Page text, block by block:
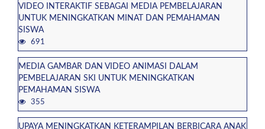
VIDEO INTERAKTIF SEBAGAI MEDIA PEMBELAJARAN
UNTUK MENINGKATKAN MINAT DAN PEMAHAMAN
SISWA
691
MEDIA GAMBAR DAN VIDEO ANIMASI DALAM
PEMBELAJARAN SKI UNTUK MENINGKATKAN
PEMAHAMAN SISWA
355
UPAYA MENINGKATKAN KETERAMPILAN BERBICARA ANAK